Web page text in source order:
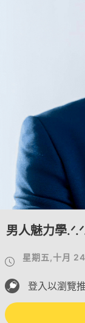
男人魅力學
星期五,十月
登入以瀏覽